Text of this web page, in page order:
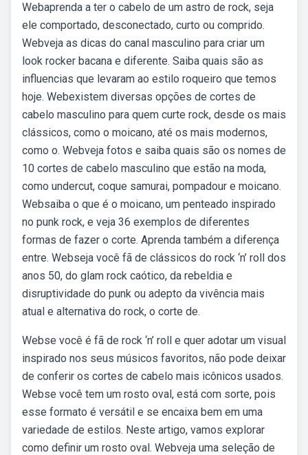
Webaprenda a ter o cabelo de um astro de rock, seja
ele comportado, desconectado, curto ou comprido.
Webveja as dicas do canal masculino para criar um
look rocker bacana e diferente. Saiba quais são as
influencias que levaram ao estilo roqueiro que temos
hoje. Webexistem diversas opções de cortes de
cabelo masculino para quem curte rock, desde os mais
clássicos, como o moicano, até os mais modernos,
como o. Webveja fotos e saiba quais são os nomes de
10 cortes de cabelo masculino que estão na moda,
como undercut, coque samurai, pompadour e moicano.
Websaiba o que é o moicano, um penteado inspirado
no punk rock, e veja 36 exemplos de diferentes
formas de fazer o corte. Aprenda também a diferença
entre. Webseja você fã de clássicos do rock ‘n’ roll dos
anos 50, do glam rock caótico, da rebeldia e
disruptividade do punk ou adepto da vivência mais
atual e alternativa do rock, o corte de.
Webse você é fã de rock ‘n’ roll e quer adotar um visual
inspirado nos seus músicos favoritos, não pode deixar
de conferir os cortes de cabelo mais icônicos usados.
Webse você tem um rosto oval, está com sorte, pois
esse formato é versátil e se encaixa bem em uma
variedade de estilos. Neste artigo, vamos explorar
como definir um rosto oval. Webveja uma seleção de